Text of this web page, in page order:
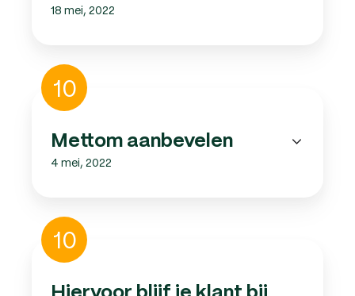
18 mei, 2022
Mettom
aanbevelen
10
Mettom aanbevelen
4 mei, 2022
Hiervoor
blijf
klant
10